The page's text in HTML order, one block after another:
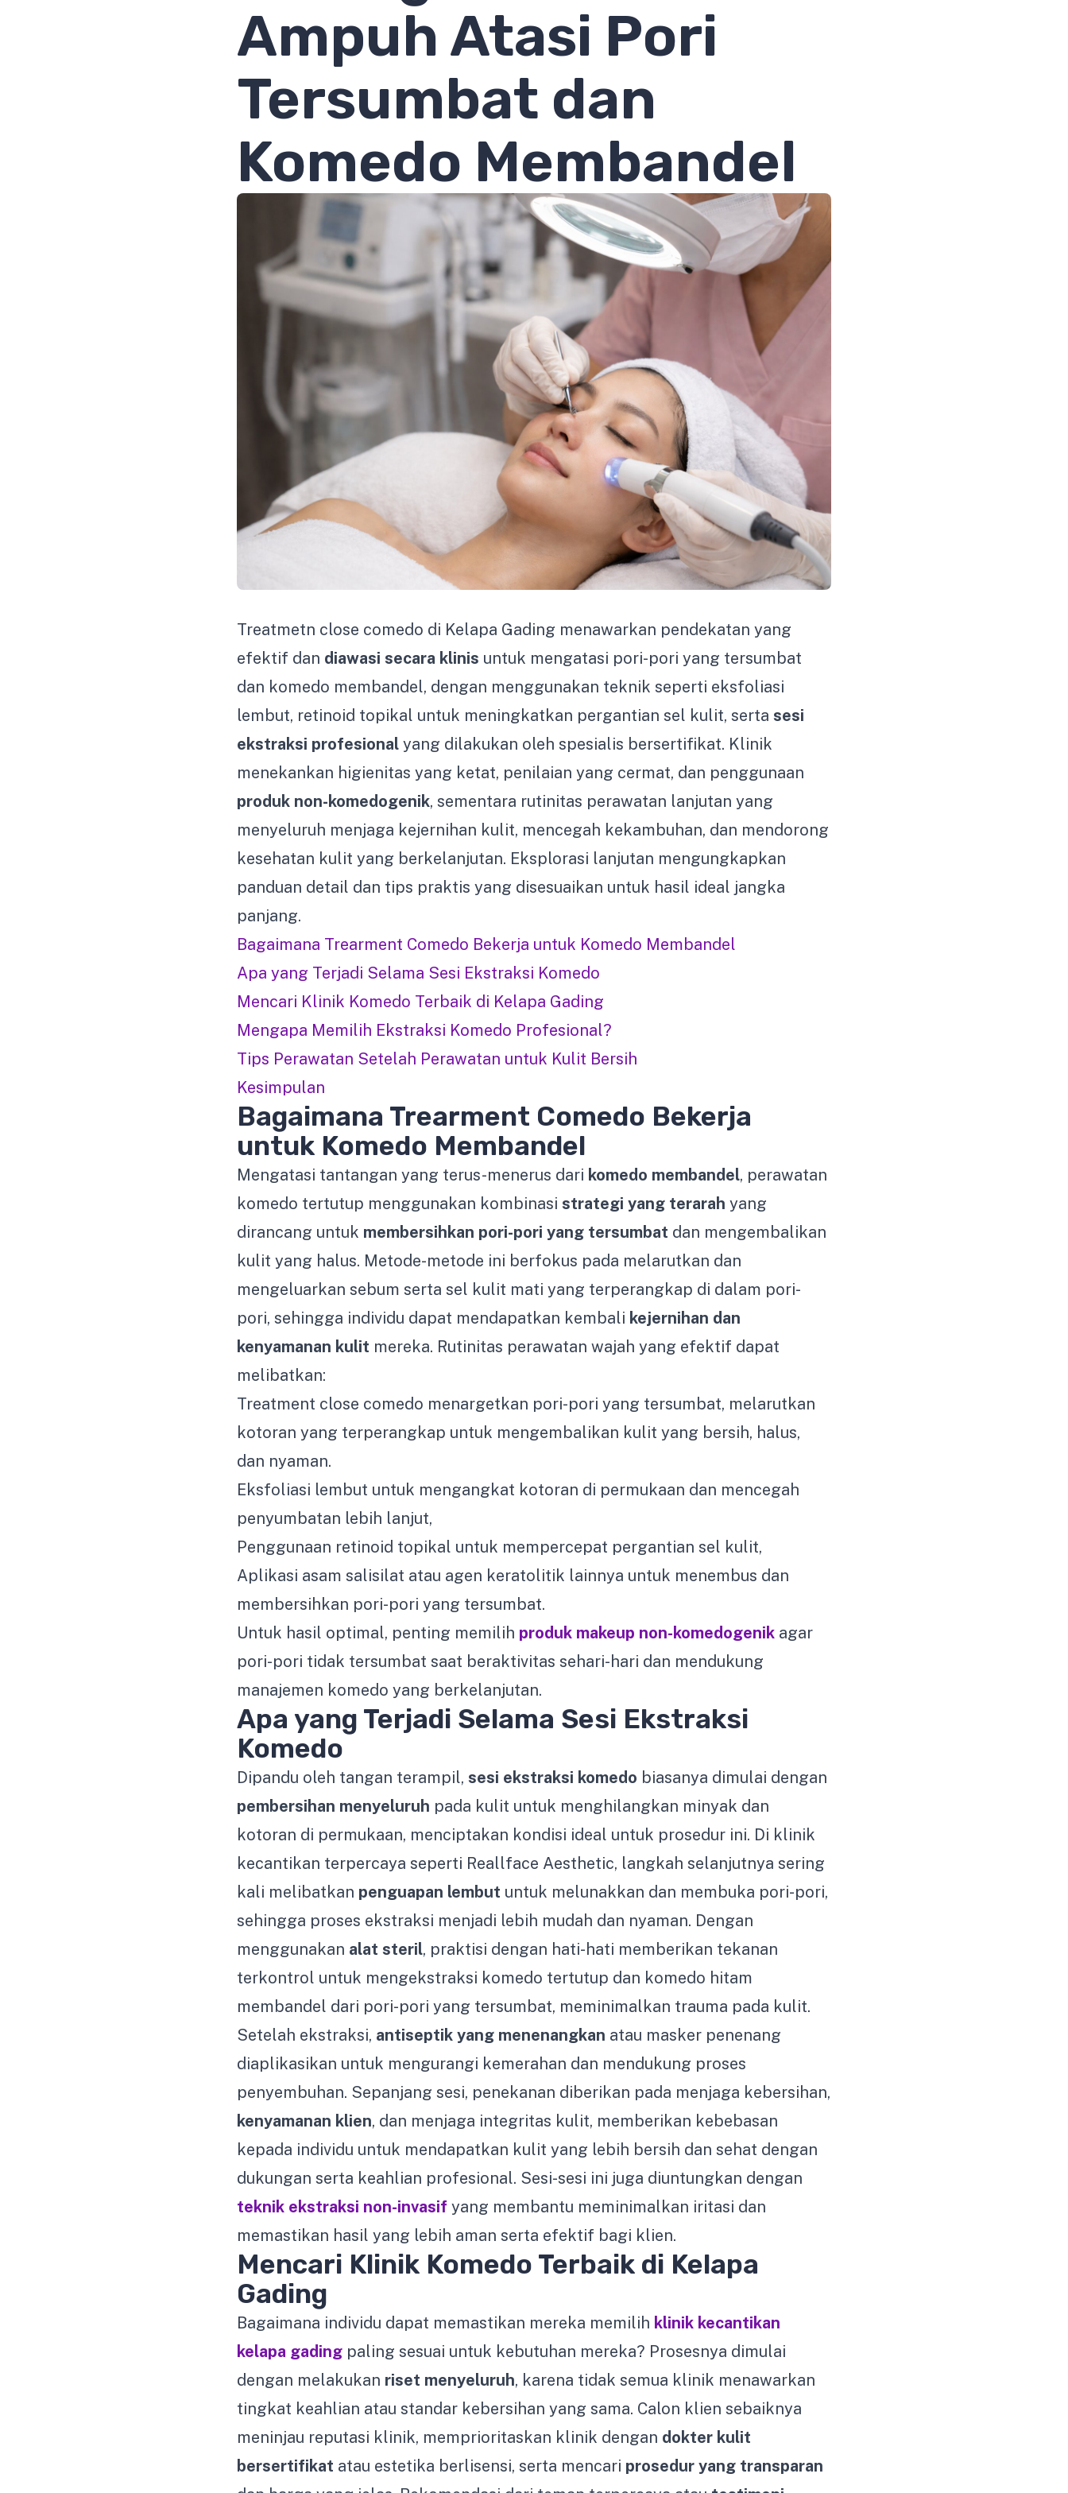
Ampuh Atasi Pori
Tersumbat dan
Komedo Membandel
Treatmetn close comedo di Kelapa Gading menawarkan pendekatan yang
efektif dan diawasi secara klinis untuk mengatasi pori-pori yang tersumbat
dan komedo membandel, dengan menggunakan teknik seperti eksfoliasi
lembut, retinoid topikal untuk meningkatkan pergantian sel kulit, serta sesi
ekstraksi profesional yang dilakukan oleh spesialis bersertifikat. Klinik
menekankan higienitas yang ketat, penilaian yang cermat, dan penggunaan
produk non-komedogenik, sementara rutinitas perawatan lanjutan yang
menyeluruh menjaga kejernihan kulit, mencegah kekambuhan, dan mendorong
kesehatan kulit yang berkelanjutan. Eksplorasi lanjutan mengungkapkan
panduan detail dan tips praktis yang disesuaikan untuk hasil ideal jangka
panjang.
Bagaimana Trearment Comedo Bekerja untuk Komedo Membandel
Apa yang Terjadi Selama Sesi Ekstraksi Komedo
Mencari Klinik Komedo Terbaik di Kelapa Gading
Mengapa Memilih Ekstraksi Komedo Profesional?
Tips Perawatan Setelah Perawatan untuk Kulit Bersih
Kesimpulan
Bagaimana Trearment Comedo Bekerja
untuk Komedo Membandel
Mengatasi tantangan yang terus-menerus dari komedo membandel, perawatan
komedo tertutup menggunakan kombinasi strategi yang terarah yang
dirancang untuk membersihkan pori-pori yang tersumbat dan mengembalikan
kulit yang halus. Metode-metode ini berfokus pada melarutkan dan
mengeluarkan sebum serta sel kulit mati yang terperangkap di dalam pori-
pori, sehingga individu dapat mendapatkan kembali kejernihan dan
kenyamanan kulit mereka. Rutinitas perawatan wajah yang efektif dapat
melibatkan:
Treatment close comedo menargetkan pori-pori yang tersumbat, melarutkan
kotoran yang terperangkap untuk mengembalikan kulit yang bersih, halus,
dan nyaman.
Eksfoliasi lembut untuk mengangkat kotoran di permukaan dan mencegah
penyumbatan lebih lanjut,
Penggunaan retinoid topikal untuk mempercepat pergantian sel kulit,
Aplikasi asam salisilat atau agen keratolitik lainnya untuk menembus dan
membersihkan pori-pori yang tersumbat.
Untuk hasil optimal, penting memilih produk makeup non-komedogenik agar
pori-pori tidak tersumbat saat beraktivitas sehari-hari dan mendukung
manajemen komedo yang berkelanjutan.
Apa yang Terjadi Selama Sesi Ekstraksi
Komedo
Dipandu oleh tangan terampil, sesi ekstraksi komedo biasanya dimulai dengan
pembersihan menyeluruh pada kulit untuk menghilangkan minyak dan
kotoran di permukaan, menciptakan kondisi ideal untuk prosedur ini. Di klinik
kecantikan terpercaya seperti Reallface Aesthetic, langkah selanjutnya sering
kali melibatkan penguapan lembut untuk melunakkan dan membuka pori-pori,
sehingga proses ekstraksi menjadi lebih mudah dan nyaman. Dengan
menggunakan alat steril, praktisi dengan hati-hati memberikan tekanan
terkontrol untuk mengekstraksi komedo tertutup dan komedo hitam
membandel dari pori-pori yang tersumbat, meminimalkan trauma pada kulit.
Setelah ekstraksi, antiseptik yang menenangkan atau masker penenang
diaplikasikan untuk mengurangi kemerahan dan mendukung proses
penyembuhan. Sepanjang sesi, penekanan diberikan pada menjaga kebersihan,
kenyamanan klien, dan menjaga integritas kulit, memberikan kebebasan
kepada individu untuk mendapatkan kulit yang lebih bersih dan sehat dengan
dukungan serta keahlian profesional. Sesi-sesi ini juga diuntungkan dengan
teknik ekstraksi non-invasif yang membantu meminimalkan iritasi dan
memastikan hasil yang lebih aman serta efektif bagi klien.
Mencari Klinik Komedo Terbaik di Kelapa
Gading
Bagaimana individu dapat memastikan mereka memilih klinik kecantikan
kelapa gading paling sesuai untuk kebutuhan mereka? Prosesnya dimulai
dengan melakukan riset menyeluruh, karena tidak semua klinik menawarkan
tingkat keahlian atau standar kebersihan yang sama. Calon klien sebaiknya
meninjau reputasi klinik, memprioritaskan klinik dengan dokter kulit
bersertifikat atau estetika berlisensi, serta mencari prosedur yang transparan